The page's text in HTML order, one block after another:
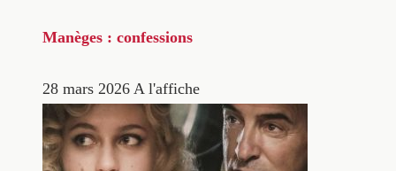
Manèges : confessions
28 mars 2026 A l'affiche